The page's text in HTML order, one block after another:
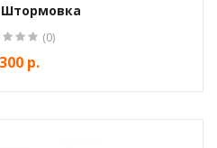
Штормовка
(0)
р.